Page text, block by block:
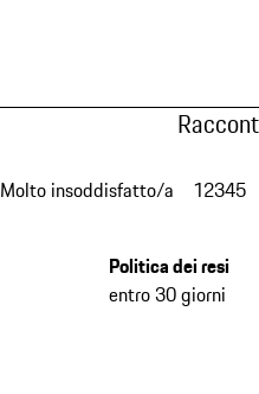
Molto insoddisfatto/a 12345
Politica dei resi
entro 30 giorni